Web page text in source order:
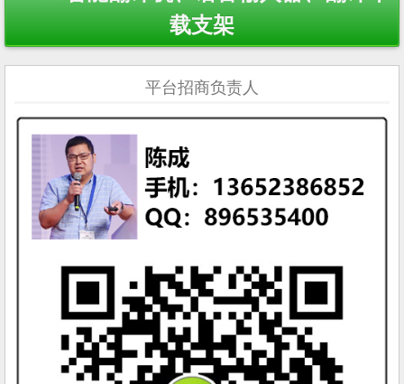
载支架
平台招商负责人